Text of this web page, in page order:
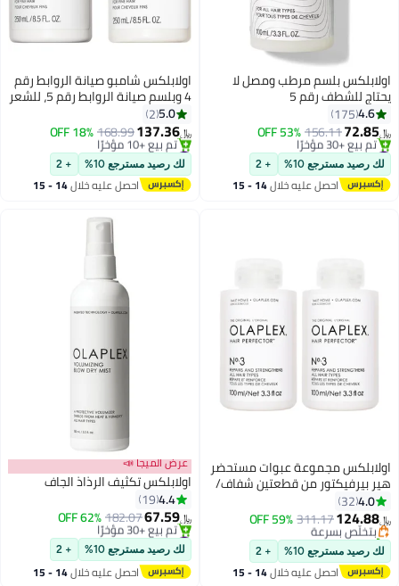
اولابلكس بلسم مرطب ومصل لا
يحتاج للشطف رقم 5
4.6
175
﷼‏72.85
156.11
53% OFF
#19 في معالجات ليف إن
أقل سعر في 7 يوم
تم بيع +30 مؤخرًا
#19 في معالجات ليف إن
لك رصيد مسترجع 10% + 2
احصل عليه خلال 14 - 15
اغسطس
اولابلكس شامبو صيانة الروابط رقم
4 وبلسم صيانة الروابط رقم 5، للشعر
الناعم، 250 مل لكل منهما
5.0
2
﷼‏137.36
168.99
18% OFF
#18 في مجموعات الشامبو والبلسم
أقل سعر في السنة
تم بيع +10 مؤخرًا
#18 في مجموعات الشامبو والبلسم
لك رصيد مسترجع 10% + 2
احصل عليه خلال 14 - 15
اغسطس
اولابلكس مجموعة عبوات مستحضر
هير بيرفيكتور من قطعتين شفاف/
أبيض 100ملليلتر
4.0
32
﷼‏124.88
311.17
59% OFF بتخلّص بسرعة
تم بيع +10 مؤخرًا
بتخلّص بسرعة
لك رصيد مسترجع 10% + 2
احصل عليه خلال 14 - 15
عرض الميجا 📣
اولابلكس تكثيف الرذاذ الجاف
4.4
19
﷼‏67.59
182.07
62% OFF
#24 في بخاخات الشعر
أقل سعر في 30 يوم
تم بيع +30 مؤخرًا
#24 في بخاخات الشعر
لك رصيد مسترجع 10% + 2
احصل عليه خلال 14 - 15